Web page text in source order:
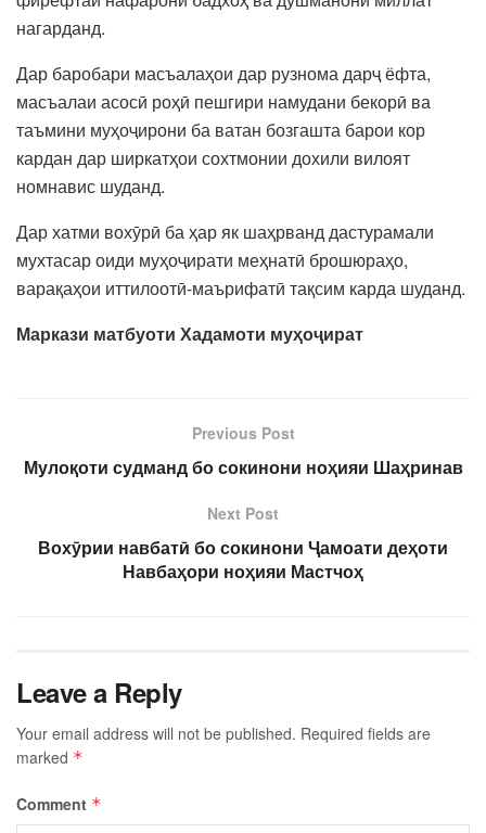
нагарданд.
Дар баробари масъалаҳои дар рузнома дарҷ ёфта,
масъалаи асосӣ роҳӣ пешгири намудани бекорӣ ва
таъмини муҳоҷирони ба ватан бозгашта барои кор
кардан дар ширкатҳои сохтмонии дохили вилоят
номнавис шуданд.
Дар хатми вохӯрӣ ба ҳар як шаҳрванд дастурамали
мухтасар оиди муҳоҷирати меҳнатӣ брошюраҳо,
варақаҳои иттилоотӣ-маърифатӣ тақсим карда шуданд.
Маркази матбуоти Хадамоти муҳоҷират
Previous Post
Мулоқоти судманд бо сокинони ноҳияи Шаҳринав
Next Post
Вохӯрии навбатӣ бо сокинони Ҷамоати деҳоти
Навбаҳори ноҳияи Мастчоҳ
Leave a Reply
Your email address will not be published. Required fields are
marked *
Comment *